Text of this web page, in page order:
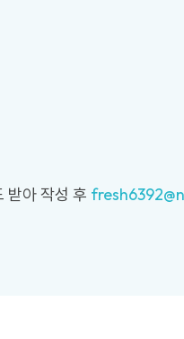
받아 작성 후